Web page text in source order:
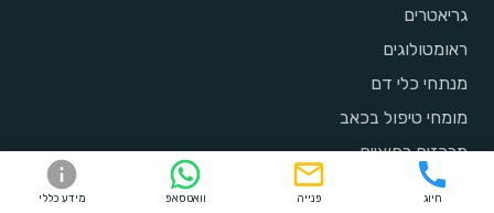
גריאטרים
ראומטולוגים
מנתחי כלי דם
מומחי טיפול בכאב
מרכזים רפואיים
חיוג פנייה וואטסאפ מידע כללי